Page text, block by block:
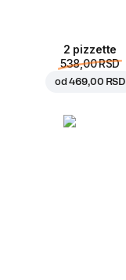
2 pizzette
538,00 RSD
od469,00 RSD